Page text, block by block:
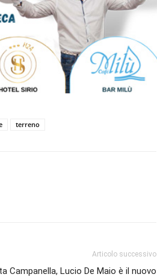
terreno
Articolo successivo
Campanella, Lucio De Maio è il nuovo